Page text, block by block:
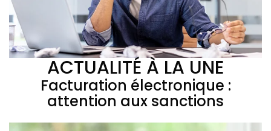
ACTUALITÉ À LA UNE
Facturation électronique :
attention aux sanctions